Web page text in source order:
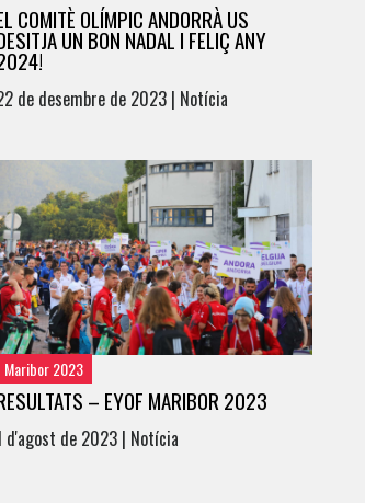
COMITÈ OLÍMPIC ANDORRÀ US
UN BON NADAL I FELIÇ ANY
de desembre de 2023 | Notícia
Maribor 2023
– EYOF MARIBOR 2023
d'agost de 2023 | Notícia